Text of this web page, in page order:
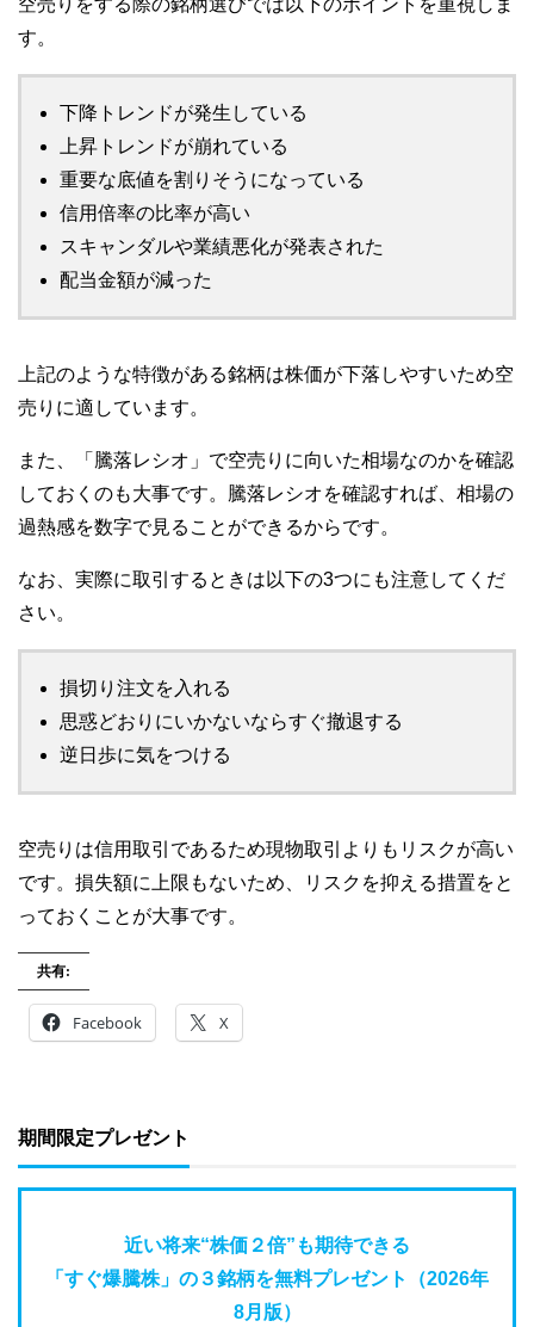
す。
下降トレンドが発生している
上昇トレンドが崩れている
重要な底値を割りそうになっている
信用倍率の比率が高い
スキャンダルや業績悪化が発表された
配当金額が減った
上記のような特徴がある銘柄は株価が下落しやすいため空
売りに適しています。
また、「騰落レシオ」で空売りに向いた相場なのかを確認
しておくのも大事です。騰落レシオを確認すれば、相場の
過熱感を数字で見ることができるからです。
なお、実際に取引するときは以下の3つにも注意してくだ
さい。
損切り注文を入れる
思惑どおりにいかないならすぐ撤退する
逆日歩に気をつける
空売りは信用取引であるため現物取引よりもリスクが高い
です。損失額に上限もないため、リスクを抑える措置をと
っておくことが大事です。
共有:
Facebook X
期間限定プレゼント
近い将来“株価２倍”も期待できる
「すぐ爆騰株」の３銘柄を無料プレゼント（2026年
8月版）